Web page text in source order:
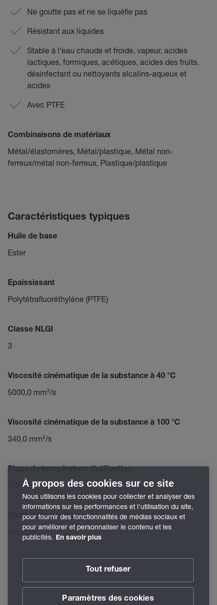
Ne goutte pas et ne se liquéfie pas
Résistant aux liquides
Stable à l‘eau chaude et froide, vapeur, acides
lactiques, formiques, acétiques, acides des fruits,
désinfectant ou nettoyants alcalins-aqueux et
acides
Avec PTFE
Combinaisons de matériaux
Métal/élastomères, Métal/plastique, Métal non-
ferreux/métal non-ferreux, Plastique/plastique
Caractéristiques typiques
Huile de base
Ester
Epaississant
Polytétrafluoréthylène (PTFE)
Classe NLGI
3
Viscosité cinématique de la substance à 40 °C
5000,0 mm²/s
Viscosité cinématique de la substance à 100 °C
340,0 mm²/s
Plage de température d'utilisation
-20 – 150 °C
Couleur/Apparence
blanche
À propos des cookies sur ce site
Nous utilisons les cookies pour collecter et analyser des
informations sur les performances et l'utilisation du site,
pour fournir des fonctionnalités de médias sociaux et
pour améliorer et personnaliser le contenu et les
publicités. En savoir plus
Tout refuser
Paramètres des cookies